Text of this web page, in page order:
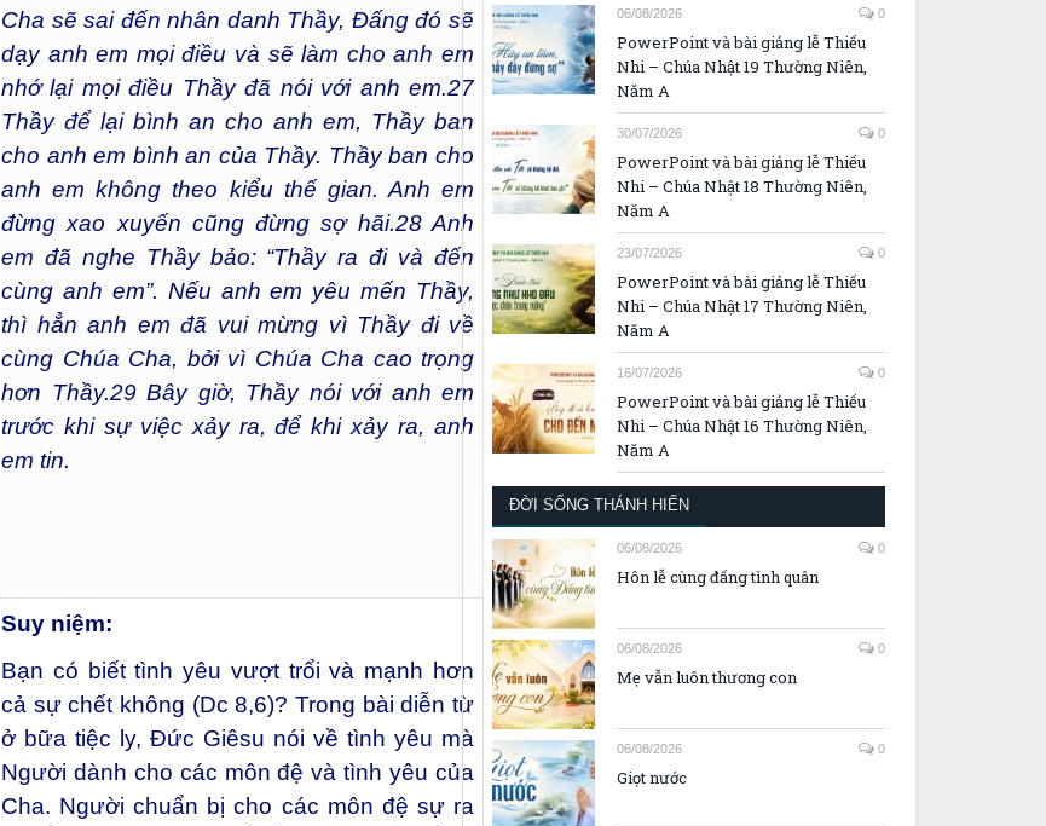
Cha sẽ sai đến nhân danh Thầy, Đấng đó sẽ
dạy anh em mọi điều và sẽ làm cho anh em
nhớ lại mọi điều Thầy đã nói với anh em.27
Thầy để lại bình an cho anh em, Thầy ban
cho anh em bình an của Thầy. Thầy ban cho
anh em không theo kiểu thế gian. Anh em
đừng xao xuyến cũng đừng sợ hãi.28Anh
em đã nghe Thầy bảo: “Thầy ra đi và đến
cùng anh em”. Nếu anh em yêu mến Thầy,
thì hẳn anh em đã vui mừng vì Thầy đi về
cùng Chúa Cha, bởi vì Chúa Cha cao trọng
hơn Thầy.29Bây giờ, Thầy nói với anh em
trước khi sự việc xảy ra, để khi xảy ra, anh
em tin.
Suy niệm:
Bạn có biết tình yêu vượt trổi và mạnh hơn
cả sự chết không (Dc 8,6)? Trong bài diễn từ
ở bữa tiệc ly, Ðức Giêsu nói về tình yêu mà
Người dành cho các môn đệ và tình yêu của
Cha. Người chuẩn bị cho các môn đệ sự ra
06/08/2026 0
PowerPoint và bài giảng lễ Thiếu
Nhi – Chúa Nhật 19 Thường Niên,
Năm A
30/07/2026 0
PowerPoint và bài giảng lễ Thiếu
Nhi – Chúa Nhật 18 Thường Niên,
Năm A
23/07/2026 0
PowerPoint và bài giảng lễ Thiếu
Nhi – Chúa Nhật 17 Thường Niên,
Năm A
16/07/2026 0
PowerPoint và bài giảng lễ Thiếu
Nhi – Chúa Nhật 16 Thường Niên,
Năm A
ĐỜI SỐNG THÁNH HIẾN
06/08/2026 0
Hôn lễ cùng đấng tình quân
06/08/2026 0
Mẹ vẫn luôn thương con
06/08/2026 0
Giọt nước